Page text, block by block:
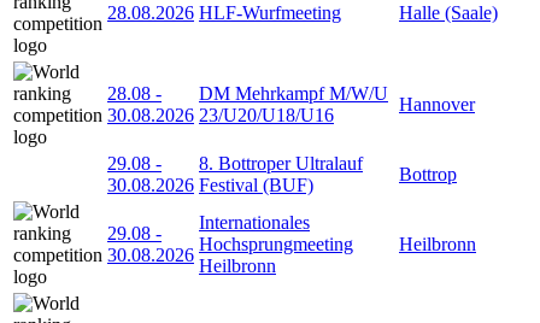
28.08.2026 HLF-Wurfmeeting Halle (Saale)
28.08 -
30.08.2026
DM Mehrkampf M/W/U
23/U20/U18/U16
Hannover
29.08 -
30.08.2026
8. Bottroper Ultralauf
Festival (BUF)
Bottrop
29.08 -
30.08.2026
Internationales
Hochsprungmeeting
Heilbronn
Heilbronn